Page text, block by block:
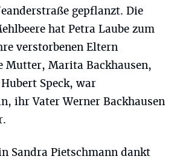
gepflanzt. Die
hat Petra Laube zum
verstorbenen Eltern
Mutter, Marita Backhausen,
Speck, war
ihr Vater Werner Backhausen
Sandra Pietschmann dankt